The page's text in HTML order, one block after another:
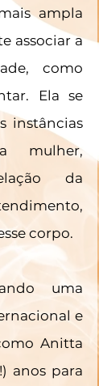
ampla
associar a
como
Ela se
instâncias
mulher,
da
corpo.
uma
e
Anitta
anos para